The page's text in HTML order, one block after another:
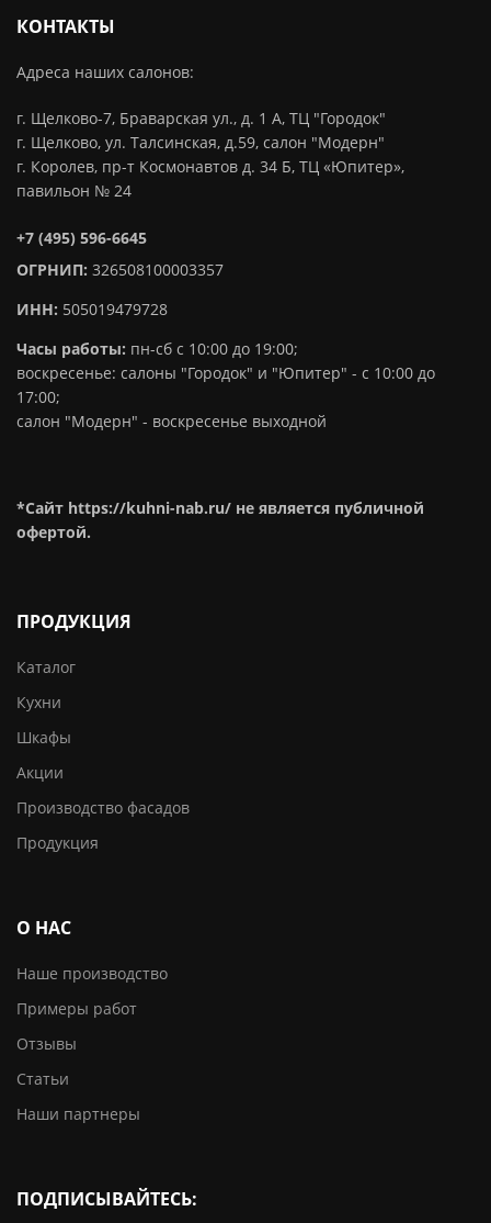
КОНТАКТЫ
Адреса наших салонов:
г. Щелково-7, Браварская ул., д. 1 А, ТЦ "Городок"
г. Щелково, ул. Талсинская, д.59, салон "Модерн"
г. Королев, пр-т Космонавтов д. 34 Б, ТЦ «Юпитер»,
павильон № 24
+7 (495) 596-6645
ОГРНИП: 326508100003357
ИНН: 505019479728
Часы работы: пн-сб с 10:00 до 19:00;
воскресенье: салоны "Городок" и "Юпитер" - с 10:00 до
17:00;
салон "Модерн" - воскресенье выходной
*Сайт https://kuhni-nab.ru/ не является публичной
офертой.
ПРОДУКЦИЯ
Каталог
Кухни
Шкафы
Акции
Производство фасадов
Продукция
О НАС
Наше производство
Примеры работ
Отзывы
Статьи
Наши партнеры
ПОДПИСЫВАЙТЕСЬ: